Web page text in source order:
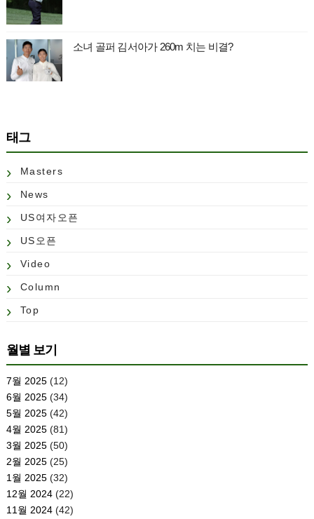
소녀 골퍼 김서아가 260m 치는 비결?
태그
Masters
News
US여자오픈
US오픈
Video
Column
Top
월별 보기
7월 2025(12)
6월 2025(34)
5월 2025(42)
4월 2025(81)
3월 2025(50)
2월 2025(25)
1월 2025(32)
12월 2024(22)
11월 2024(42)